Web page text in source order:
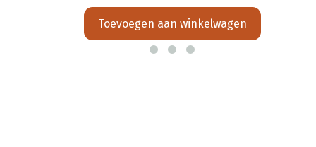
Toevoegen aan winkelwagen